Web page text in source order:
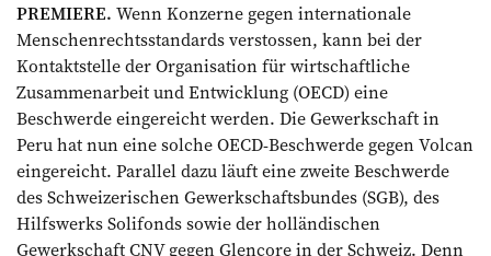
PREMIERE. Wenn Konzerne gegen internationale
Menschenrechtsstandards verstossen, kann bei der
Kontaktstelle der Organisation für wirtschaftliche
Zusammenarbeit und Entwicklung (OECD) eine
Beschwerde eingereicht werden. Die Gewerkschaft in
Peru hat nun eine solche OECD-Beschwerde gegen Volcan
eingereicht. Parallel dazu läuft eine zweite Beschwerde
des Schweizerischen Gewerkschaftsbundes (SGB), des
Hilfswerks ­Solifonds sowie der holländischen
Gewerkschaft CNV gegen Glencore in der Schweiz. Denn